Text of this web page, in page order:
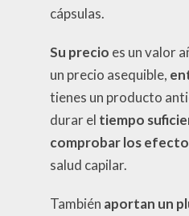
cápsulas.
Su precio es un valor
un precio asequible,
tienes un producto
durar el tiempo
comprobar los
salud capilar.
También aportan un